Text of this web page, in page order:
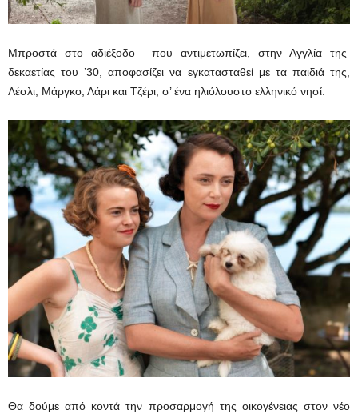
Μπροστά στο αδιέξοδο που αντιμετωπίζει, στην Αγγλία της
δεκαετίας του ’30, αποφασίζει να εγκατασταθεί με τα παιδιά της,
Λέσλι, Μάργκο, Λάρι και Τζέρι, σ’ ένα ηλιόλουστο ελληνικό νησί.
Θα δούμε από κοντά την προσαρμογή της οικογένειας στον νέο